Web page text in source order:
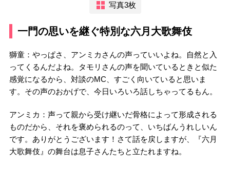
写真3枚
一門の思いを継ぐ特別な六月大歌舞伎
獅童：やっぱさ、アンミカさんの声っていいよね。自然と入
ってくるんだよね。タモリさんの声を聞いているときと似た
感覚になるから、対談のMC、すごく向いていると思いま
す。その声のおかげで、今日いろいろ話しちゃってるもん。
アンミカ：声って親から受け継いだ骨格によって形成される
ものだから、それを褒められるのって、いちばんうれしいん
です。ありがとうございます！さて話を戻しますが、『六月
大歌舞伎』の舞台は息子さんたちと立たれますね。